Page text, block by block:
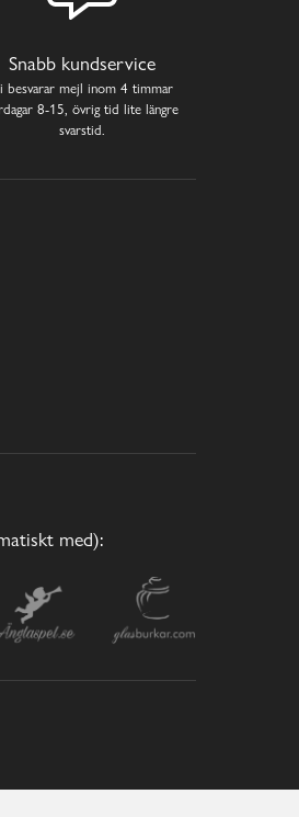
Snabb kundservice
besvarar mejl inom 4 timmar
8-15, övrig tid lite längre
svarstid.
med):